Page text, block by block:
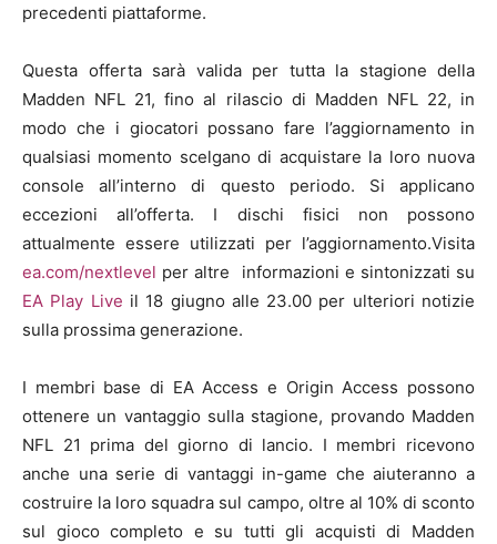
precedenti piattaforme.
Questa offerta sarà valida per tutta la stagione della
Madden NFL 21, fino al rilascio di Madden NFL 22, in
modo che i giocatori possano fare l’aggiornamento in
qualsiasi momento scelgano di acquistare la loro nuova
console all’interno di questo periodo. Si applicano
eccezioni all’offerta. I dischi fisici non possono
attualmente essere utilizzati per l’aggiornamento.Visita
ea.com/nextlevel per altre informazioni e sintonizzati su
EA Play Live il 18 giugno alle 23.00 per ulteriori notizie
sulla prossima generazione.
I membri base di EA Access e Origin Access possono
ottenere un vantaggio sulla stagione, provando Madden
NFL 21 prima del giorno di lancio. I membri ricevono
anche una serie di vantaggi in-game che aiuteranno a
costruire la loro squadra sul campo, oltre al 10% di sconto
sul gioco completo e su tutti gli acquisti di Madden